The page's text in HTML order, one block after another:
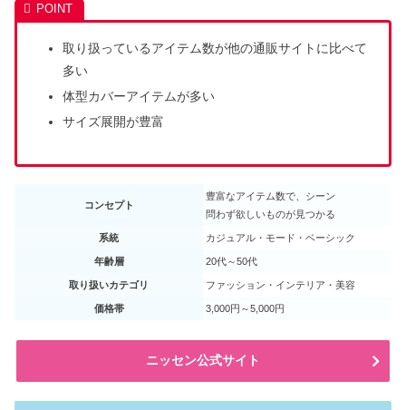
取り扱っているアイテム数が他の通販サイトに比べて
多い
体型カバーアイテムが多い
サイズ展開が豊富
コンセプト
豊富なアイテム数で、シーン
問わず欲しいものが見つかる
系統 カジュアル・モード・ベーシック
年齢層 20代～50代
取り扱いカテゴリ ファッション・インテリア・美容
価格帯 3,000円～5,000円
ニッセン公式サイト